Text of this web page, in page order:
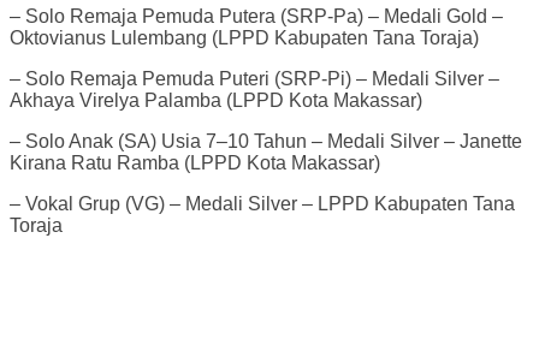
– Solo Remaja Pemuda Putera (SRP-Pa) – Medali Gold –
Oktovianus Lulembang (LPPD Kabupaten Tana Toraja)
– Solo Remaja Pemuda Puteri (SRP-Pi) – Medali Silver –
Akhaya Virelya Palamba (LPPD Kota Makassar)
– Solo Anak (SA) Usia 7–10 Tahun – Medali Silver – Janette
Kirana Ratu Ramba (LPPD Kota Makassar)
– Vokal Grup (VG) – Medali Silver – LPPD Kabupaten Tana
Toraja